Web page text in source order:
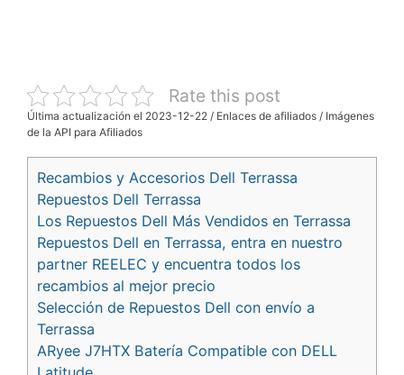
Rate this post
Última actualización el 2023-12-22 / Enlaces de afiliados / Imágenes
de la API para Afiliados
Recambios y Accesorios Dell Terrassa
Repuestos Dell Terrassa
Los Repuestos Dell Más Vendidos en Terrassa
Repuestos Dell en Terrassa, entra en nuestro
partner REELEC y encuentra todos los
recambios al mejor precio
Selección de Repuestos Dell con envío a
Terrassa
ARyee J7HTX Batería Compatible con DELL